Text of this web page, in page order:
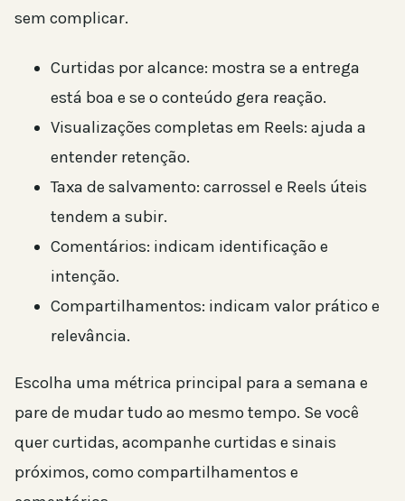
sem complicar.
Curtidas por alcance: mostra se a entrega
está boa e se o conteúdo gera reação.
Visualizações completas em Reels: ajuda a
entender retenção.
Taxa de salvamento: carrossel e Reels úteis
tendem a subir.
Comentários: indicam identificação e
intenção.
Compartilhamentos: indicam valor prático e
relevância.
Escolha uma métrica principal para a semana e
pare de mudar tudo ao mesmo tempo. Se você
quer curtidas, acompanhe curtidas e sinais
próximos, como compartilhamentos e